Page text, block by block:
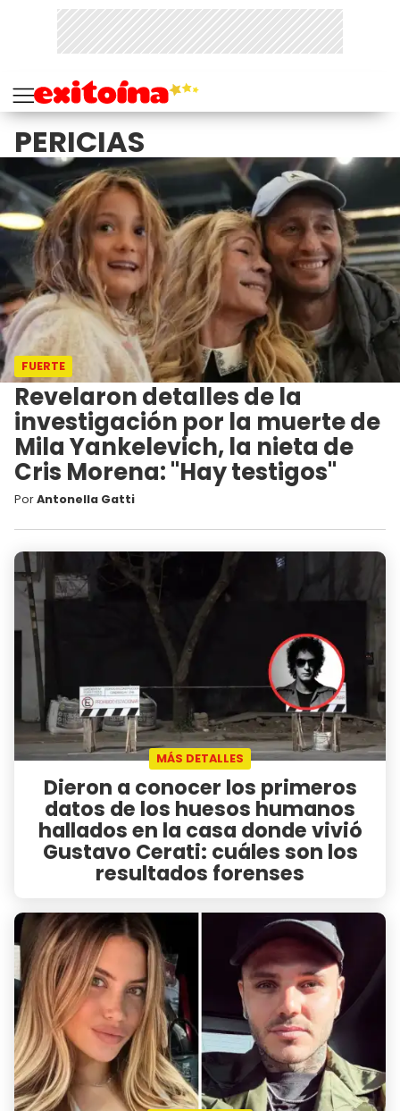
PERICIAS
FUERTE
Revelaron detalles de la
investigación por la muerte de
Mila Yankelevich, la nieta de
Cris Morena: "Hay testigos"
PorAntonella Gatti
MÁS DETALLES
Dieron a conocer los primeros
datos de los huesos humanos
hallados en la casa donde vivió
Gustavo Cerati: cuáles son los
resultados forenses